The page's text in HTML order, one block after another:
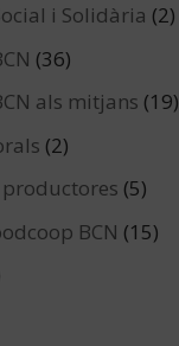
i Solidària (2)
(36)
als mitjans (19)
(2)
(5)
BCN (15)